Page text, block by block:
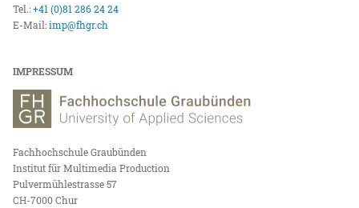
Tel.:+41 (0)81 286 24 24
E-Mail:imp@fhgr.ch
IMPRESSUM
Fachhochschule Graubünden
Institut für Multimedia Production
Pulvermühlestrasse 57
CH-7000 Chur